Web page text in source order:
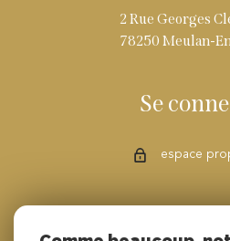
2 Rue Georges
78250 Meulan-
Se
espace